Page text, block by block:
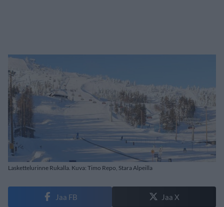
Laskettelurinne Rukalla. Kuva: Timo Repo, Stara Alpeilla
Jaa FB Jaa X